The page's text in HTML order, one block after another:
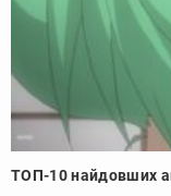
ТОП-10 найдовших